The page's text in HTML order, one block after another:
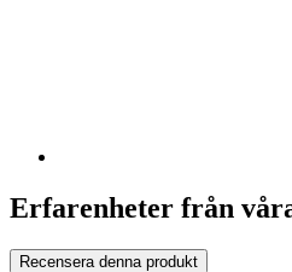
Erfarenheter från
Recensera denna produkt